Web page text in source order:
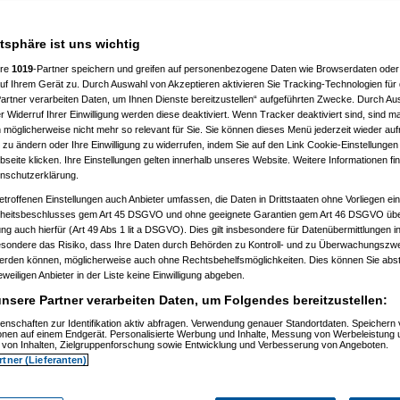
erhaltung und wieviel?
alkohol)
11.03.2008, 07:07:30)
am 11.03.2008, 11:34:56)
am 11.03.2008, 14:47:00)
obageham 11.03.2008, 15:31:02)
blaumoam 11.03.2008, 18:07:55)
(obageh am 12.03.2008, 07:53:47)
am 25.03.2008, 02:08:50)
11.03.2008, 08:04:28)
am 11.03.2008, 09:04:59)
am 11.03.2008, 09:06:27)
am 11.03.2008, 09:07:33)
115am 11.03.2008, 09:11:22)
am 11.03.2008, 09:23:34)
am 11.03.2008, 11:50:26)
ist uns wichtig
1019-Partner speichern und greifen auf personenbezogene Daten wie Browserdaten
Ihrem Gerät zu. Durch Auswahl von Akzeptieren aktivieren Sie Tracking-Technologien für
verarbeiten Daten, um Ihnen Dienste bereitzustellen“ aufgeführten Zwecke. Durch
Widerruf Ihrer Einwilligung werden diese deaktiviert. Wenn Tracker deaktiviert sind, sind
möglicherweise nicht mehr so relevant für Sie. Sie können dieses Menü jederzeit wieder
zu ändern oder Ihre Einwilligung zu widerrufen, indem Sie auf den Link Cookie-
klicken. Ihre Einstellungen gelten innerhalb unseres Website. Weitere Informationen
Einstellungen auch Anbieter umfassen, die Daten in Drittstaaten ohne Vorliegen
gem Art 45 DSGVO und ohne geeignete Garantien gem Art 46 DSGVO
auch hierfür (Art 49 Abs 1 lit a DSGVO). Dies gilt insbesondere für Datenübermittlungen
das Risiko, dass Ihre Daten durch Behörden zu Kontroll- und zu
können, möglicherweise auch ohne Rechtsbehelfsmöglichkeiten. Dies können Sie
Anbieter in der Liste keine Einwilligung abgeben.
Partner verarbeiten Daten, um Folgendes bereitzustellen:
zur Identifikation aktiv abfragen. Verwendung genauer Standortdaten. Speichern
auf einem Endgerät. Personalisierte Werbung und Inhalte, Messung von Werbeleistung
Inhalten, Zielgruppenforschung sowie Entwicklung und Verbesserung von Angeboten.
(Lieferanten)